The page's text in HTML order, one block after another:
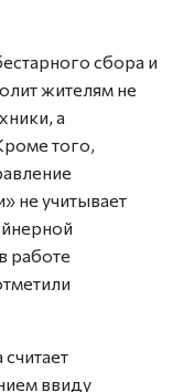
сбора и
жителям не
а
того,
не учитывает
работе
ввиду